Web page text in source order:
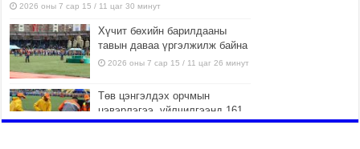
2026 оны 7 сар 15 / 11 цаг 30 минут
Хүчит бөхийн барилдааны
тавын даваа үргэлжилж байна
2026 оны 7 сар 15 / 11 цаг 26 минут
Төв цэнгэлдэх орчмын
цэвэрлэгээ, үйлчилгээнд 161
ажилтан, 27 техниктэй